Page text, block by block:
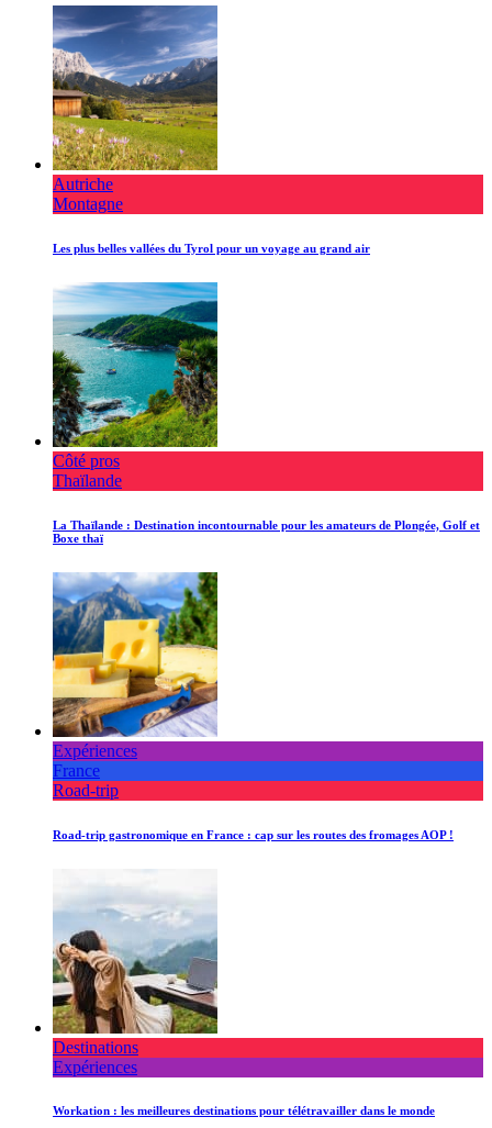
Autriche
Montagne
Les plus belles vallées du Tyrol pour un voyage au grand air
Côté pros
Thaïlande
La Thaïlande : Destination incontournable pour les amateurs de Plongée, Golf et
Boxe thaï
Expériences
France
Road-trip
Road-trip gastronomique en France : cap sur les routes des fromages AOP !
Destinations
Expériences
Workation : les meilleures destinations pour télétravailler dans le monde